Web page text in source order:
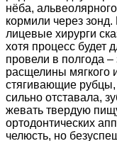
нёба,
кормили через
лицевые хирурги
хотя процесс
провели в полгода
расщелины мягкого
стягивающие
сильно отставала,
жевать твердую
ортодонтических
челюсть, но